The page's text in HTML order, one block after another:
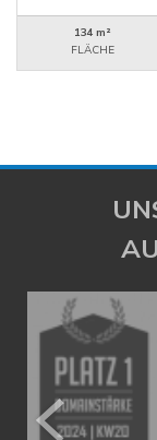
134 m²
FLÄCHE